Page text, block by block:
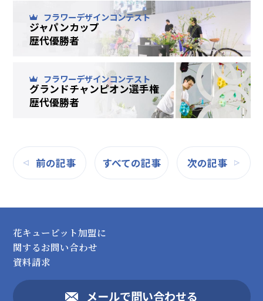
フラワーデザインコンテスト
ジャパンカップ
歴代優勝者
フラワーデザインコンテスト
グランドチャンピオン選手権
歴代優勝者
前の記事 すべての記事 次の記事
花キューピット加盟に
関するお問い合わせ
資料請求
メールで問い合わせる